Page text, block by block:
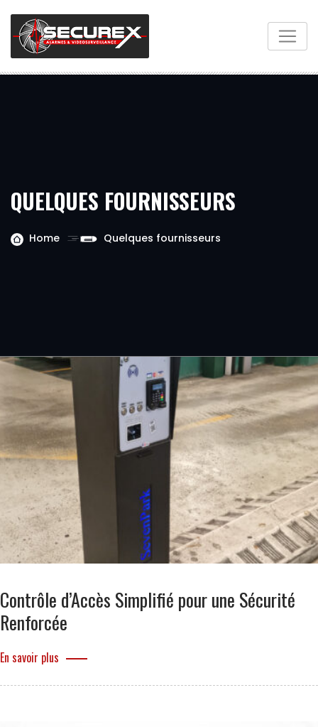
QUELQUES FOURNISSEURS
Home Quelques fournisseurs
Contrôle d’Accès Simplifié pour une Sécurité
Renforcée
En savoir plus